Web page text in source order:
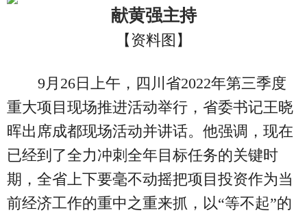
献黄强主持
【资料图】
9月26日上午，四川省2022年第三季度
重大项目现场推进活动举行，省委书记王晓
晖出席成都现场活动并讲话。他强调，现在
已经到了全力冲刺全年目标任务的关键时
期，全省上下要毫不动摇把项目投资作为当
前经济工作的重中之重来抓，以“等不起”的